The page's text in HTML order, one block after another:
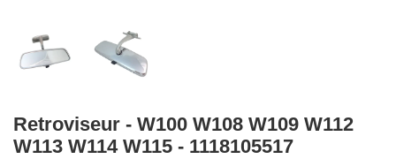
Retroviseur - W100 W108 W109 W112
W113 W114 W115 - 1118105517